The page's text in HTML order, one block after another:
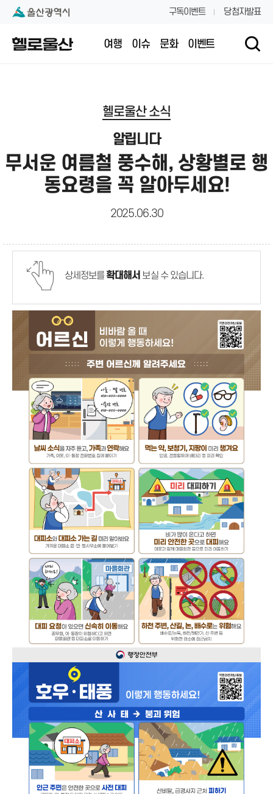
본문 내용 바로가기
대메뉴 바로가기 구독이벤트 당첨자발표
여행 이슈 문화 이벤트
헬로울산 소식
알립니다
무서운 여름철 풍수해, 상황별로 행
동요령을 꼭 알아두세요!
2025.06.30
상세정보를확대해서 보실 수 있습니다.